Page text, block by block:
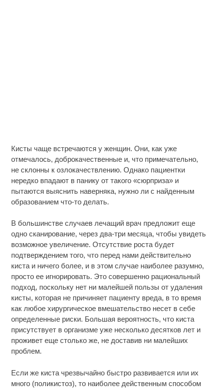
Кисты чаще встречаются у женщин. Они, как уже
отмечалось, доброкачественные и, что примечательно,
не склонны к озлокачествлению. Однако пациентки
нередко впадают в панику от такого «сюрприза» и
пытаются выяснить наверняка, нужно ли с найденным
образованием что-то делать.
В большинстве случаев лечащий врач предложит еще
одно сканирование, через два-три месяца, чтобы увидеть
возможное увеличение. Отсутствие роста будет
подтверждением того, что перед нами действительно
киста и ничего более, и в этом случае наиболее разумно,
просто ее игнорировать. Это совершенно рациональный
подход, поскольку нет ни малейшей пользы от удаления
кисты, которая не причиняет пациенту вреда, в то время
как любое хирургическое вмешательство несет в себе
определенные риски. Большая вероятность, что киста
присутствует в организме уже несколько десятков лет и
проживет еще столько же, не доставив ни малейших
проблем.
Если же киста чрезвычайно быстро развивается или их
много (поликистоз), то наиболее действенным способом